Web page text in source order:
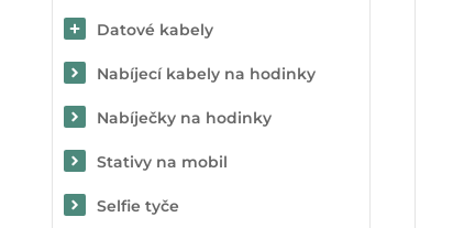
Datové kabely
Nabíjecí kabely na hodinky
Nabíječky na hodinky
Stativy na mobil
Selfie tyče